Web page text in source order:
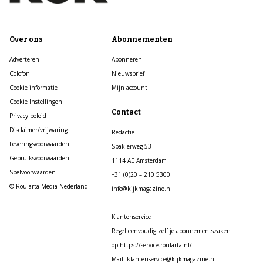
Over ons
Adverteren
Colofon
Cookie informatie
Cookie Instellingen
Privacy beleid
Disclaimer/vrijwaring
Leveringsvoorwaarden
Gebruiksvoorwaarden
Spelvoorwaarden
© Roularta Media Nederland
Abonnementen
Abonneren
Nieuwsbrief
Mijn account
Contact
Redactie
Spaklerweg 53
1114 AE Amsterdam
+31 (0)20 – 210 5300
info@kijkmagazine.nl
Klantenservice
Regel eenvoudig zelf je abonnementszaken
op https://service.roularta.nl/
Mail: klantenservice@kijkmagazine.nl